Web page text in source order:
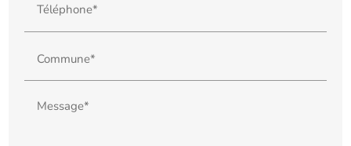
Téléphone*
Commune*
Message*